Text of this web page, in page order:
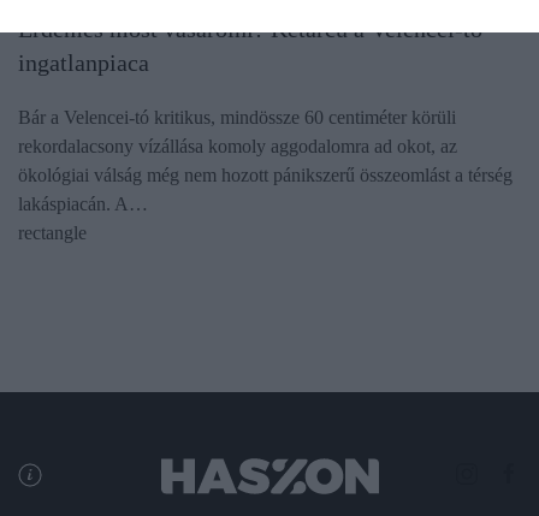
Érdemes most vásárolni? Kétarcú a Velencei-tó
ingatlanpiaca
Bár a Velencei-tó kritikus, mindössze 60 centiméter körüli
rekordalacsony vízállása komoly aggodalomra ad okot, az
ökológiai válság még nem hozott pánikszerű összeomlást a térség
lakáspiacán. A…
rectangle